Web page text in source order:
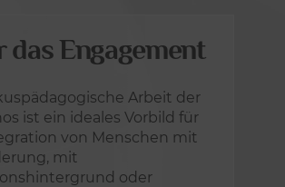
das Engagement
Arbeit der
ist ein ideales Vorbild für
von Menschen mit
mit
oder